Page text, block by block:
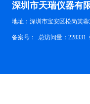
深圳市天瑞仪器有
地址：深圳市宝安区松岗芙
备案号： 总访问量：228331